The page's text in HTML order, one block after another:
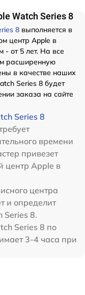
Watch Series 8
8 выполняется в
центр Apple в
- от 5 лет. На все
расширенную
в качестве наших
Series 8 будет
заказа на сайте
Series 8
времени
привезет
центр Apple в
центра
и определит
Series 8.
Series 8 по
3-4 часа при